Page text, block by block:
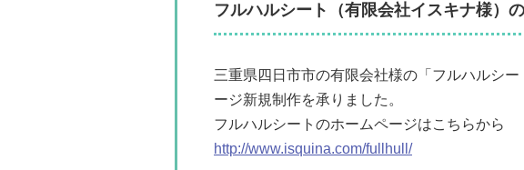
フルハルシート（有限会社イスキナ様）
三重県四日市市の有限会社様の「フルハルシ
ージ新規制作を承りました。
フルハルシートのホームページはこちらから
http://www.isquina.com/fullhull/